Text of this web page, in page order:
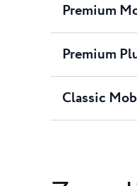
Premium
Premium
Classic